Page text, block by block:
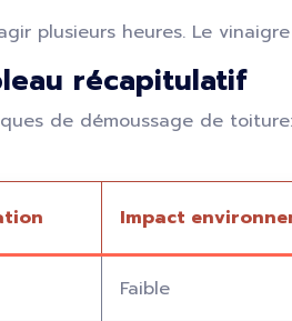
plusieurs heures. Le
récapitulatif
de démoussage de toiture:
Impact
Faible